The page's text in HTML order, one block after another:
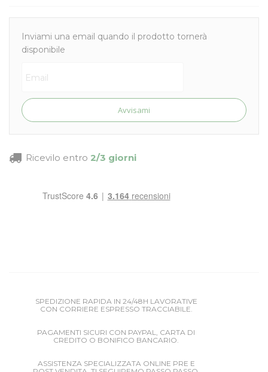
Inviami una email quando il prodotto tornerà
disponibile
Avvisami
Ricevilo entro 2/3 giorni
SPEDIZIONE RAPIDA IN 24/48H LAVORATIVE
CON CORRIERE ESPRESSO TRACCIABILE.
PAGAMENTI SICURI CON PAYPAL, CARTA DI
CREDITO O BONIFICO BANCARIO.
ASSISTENZA SPECIALIZZATA ONLINE PRE E